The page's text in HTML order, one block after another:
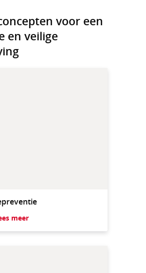
voor een
en veilige
meer